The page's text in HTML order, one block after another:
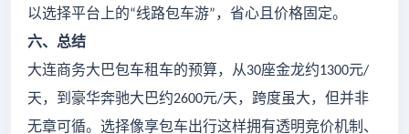
以选择平台上的“线路包车游”，省心且价格固定。
六、总结
大连商务大巴包车租车的预算，从30座金龙约1300元/
天，到豪华奔驰大巴约2600元/天，跨度虽大，但并非
无章可循。选择像享包车出行这样拥有透明竞价机制、